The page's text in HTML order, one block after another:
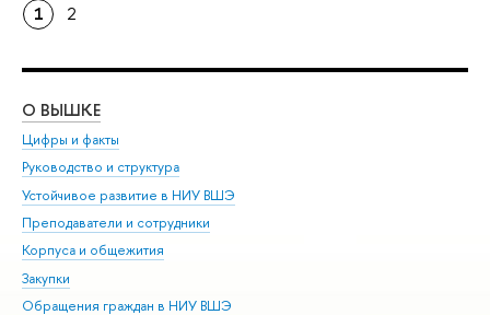
1 2
О ВЫШКЕ
Цифры и факты
Руководство и структура
Устойчивое развитие в НИУ ВШЭ
Преподаватели и сотрудники
Корпуса и общежития
Закупки
Обращения граждан в НИУ ВШЭ